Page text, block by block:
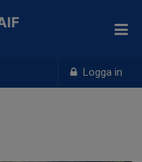
Logga in